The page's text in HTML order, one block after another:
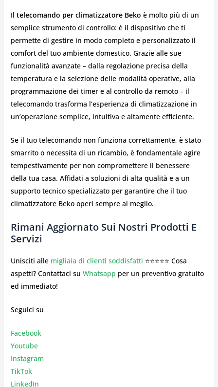
Il telecomando per climatizzatore Beko è molto più di un
semplice strumento di controllo: è il dispositivo che ti
permette di gestire in modo completo e personalizzato il
comfort del tuo ambiente domestico. Grazie alle sue
funzionalità avanzate – dalla regolazione precisa della
temperatura e la selezione delle modalità operative, alla
programmazione dei timer e al controllo da remoto – il
telecomando trasforma l’esperienza di climatizzazione in
un’operazione semplice, intuitiva e altamente efficiente.
Se il tuo telecomando non funziona correttamente, è stato
smarrito o necessita di un ricambio, è fondamentale agire
tempestivamente per non compromettere il benessere
della tua casa. Affidati a soluzioni di alta qualità e a un
supporto tecnico specializzato per garantire che il tuo
climatizzatore Beko operi sempre al meglio.
Rimani Aggiornato Sui Nostri Prodotti E
Servizi
Unisciti alle migliaia di clienti soddisfatti ⭐⭐⭐⭐⭐ Cosa
aspetti? Contattaci su Whatsapp per un preventivo gratuito
ed immediato!
Seguici su
Facebook
Youtube
Instagram
TikTok
LinkedIn